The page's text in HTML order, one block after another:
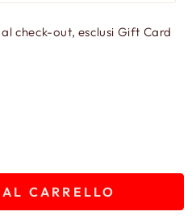
check-out, esclusi Gift Card
CARRELLO